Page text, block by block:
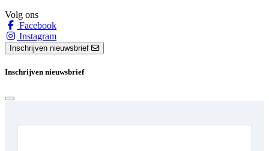
Volg ons
Facebook
Instagram
Inschrijven nieuwsbrief
Inschrijven nieuwsbrief